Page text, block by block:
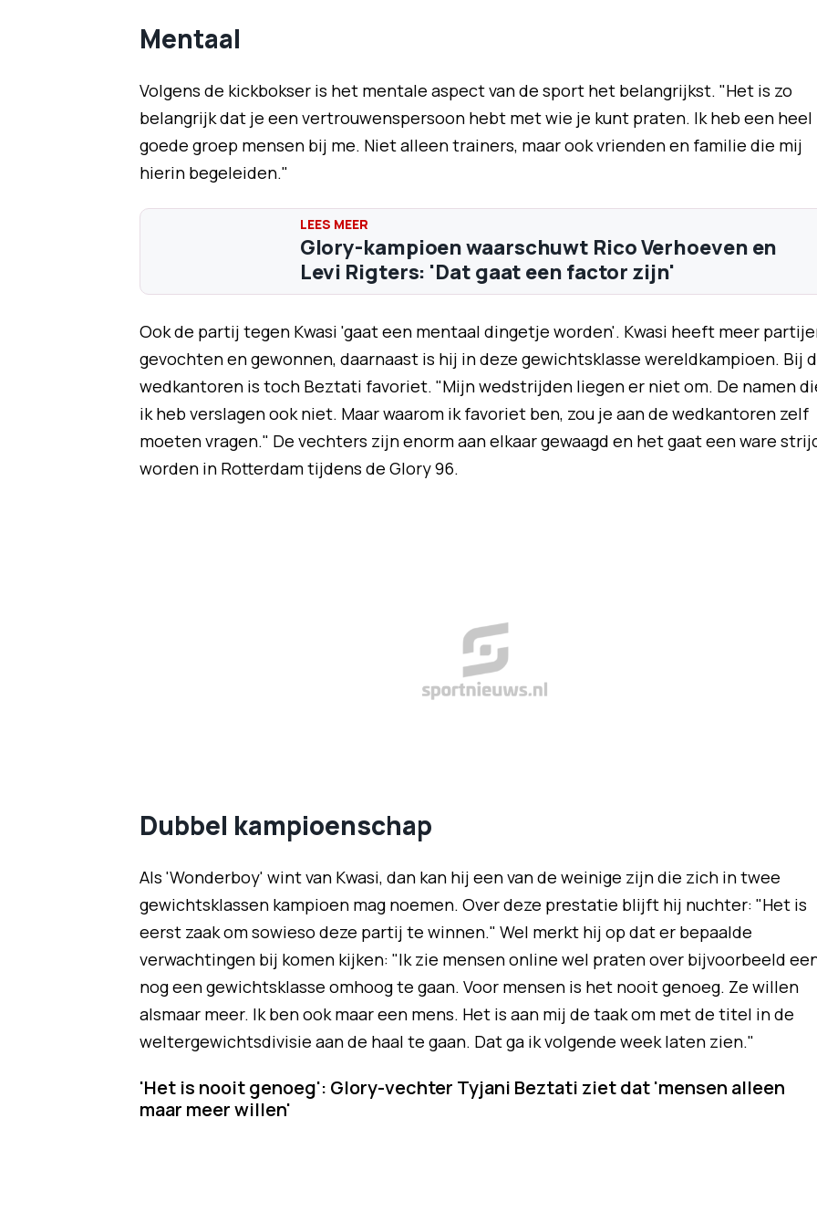
Mentaal
Volgens de kickbokser is het mentale aspect van de sport het belangrijkst. "Het is zo
belangrijk dat je een vertrouwenspersoon hebt met wie je kunt praten. Ik heb een heel
goede groep mensen bij me. Niet alleen trainers, maar ook vrienden en familie die mij
hierin begeleiden."
Glory-kampioen waarschuwt Rico Verhoeven en
Levi Rigters: 'Dat gaat een factor zijn'
Ook de partij tegen Kwasi 'gaat een mentaal dingetje worden'. Kwasi heeft meer
gevochten en gewonnen, daarnaast is hij in deze gewichtsklasse wereldkampioen. Bij
wedkantoren is toch Beztati favoriet. "Mijn wedstrijden liegen er niet om. De namen
ik heb verslagen ook niet. Maar waarom ik favoriet ben, zou je aan de wedkantoren zelf
moeten vragen." De vechters zijn enorm aan elkaar gewaagd en het gaat een ware
worden in Rotterdam tijdens de Glory 96.
Dubbel kampioenschap
Als 'Wonderboy' wint van Kwasi, dan kan hij een van de weinige zijn die zich in twee
gewichtsklassen kampioen mag noemen. Over deze prestatie blijft hij nuchter: "Het is
eerst zaak om sowieso deze partij te winnen." Wel merkt hij op dat er bepaalde
verwachtingen bij komen kijken: "Ik zie mensen online wel praten over bijvoorbeeld
nog een gewichtsklasse omhoog te gaan. Voor mensen is het nooit genoeg. Ze willen
alsmaar meer. Ik ben ook maar een mens. Het is aan mij de taak om met de titel in de
weltergewichtsdivisie aan de haal te gaan. Dat ga ik volgende week laten zien."
'Het is nooit genoeg': Glory-vechter Tyjani Beztati ziet dat 'mensen alleen
maar meer willen'